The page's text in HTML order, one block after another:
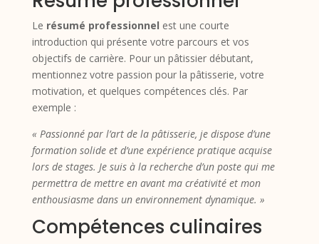
Le résumé professionnel est une courte
introduction qui présente votre parcours et vos
objectifs de carrière. Pour un pâtissier débutant,
mentionnez votre passion pour la pâtisserie, votre
motivation, et quelques compétences clés. Par
exemple :
« Passionné par l’art de la pâtisserie, je dispose d’une
formation solide et d’une expérience pratique acquise
lors de stages. Je suis à la recherche d’un poste qui me
permettra de mettre en avant ma créativité et mon
enthousiasme dans un environnement dynamique. »
Compétences culinaires